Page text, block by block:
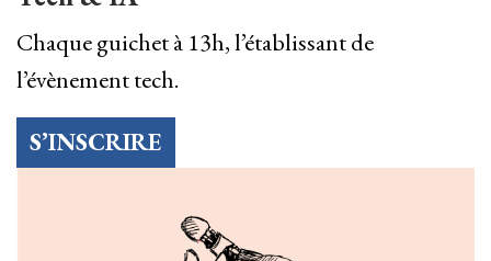
Chaque guichet à 13h, l’établissant de
l’évènement tech.
S’INSCRIRE